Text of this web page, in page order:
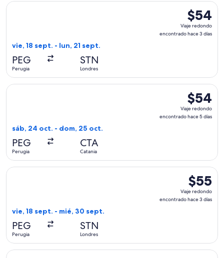
$54
Viaje
redondo,
$54
Viaje redondo
encontrado hace 3 días
vie, 18 sept. - lun, 21 sept.
PEG
Perugia
STN
Londres
Seleccionar vuelo de Ryanair, con salida el vie, 18 sept.
$54
Viaje
redondo,
$54
Viaje redondo
encontrado hace 5 días
sáb, 24 oct. - dom, 25 oct.
PEG
Perugia
CTA
Catania
Seleccionar vuelo de Ryanair, con salida el sáb, 24 oct.
$55
Viaje
redondo,
$55
Viaje redondo
encontrado hace 3 días
vie, 18 sept. - mié, 30 sept.
PEG
Perugia
STN
Londres
Seleccionar vuelo de Ryanair, con salida el vie, 18 sept.
Seleccionar vuelo de Ryanair, con salida el sáb, 12 sept.